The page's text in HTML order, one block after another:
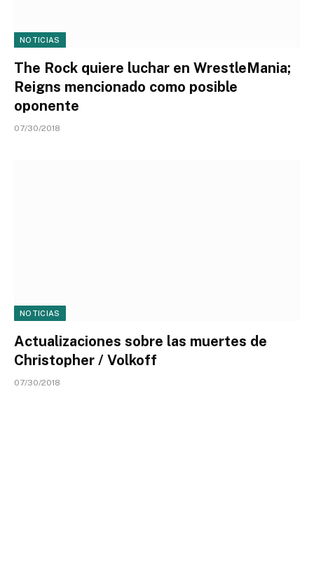
NOTICIAS
The Rock quiere luchar en WrestleMania;
Reigns mencionado como posible
oponente
07/30/2018
NOTICIAS
Actualizaciones sobre las muertes de
Christopher / Volkoff
07/30/2018